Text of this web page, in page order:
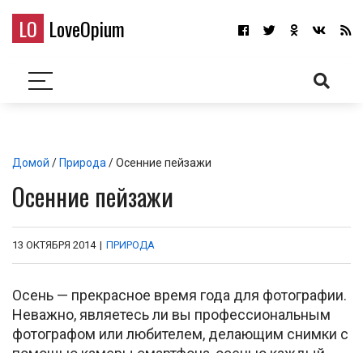
LO LoveOpium
Домой / Природа / Осенние пейзажи
Осенние пейзажи
13 ОКТЯБРЯ 2014 | ПРИРОДА
Осень — прекрасное время года для фотографии.
Неважно, являетесь ли вы профессиональным
фотографом или любителем, делающим снимки с